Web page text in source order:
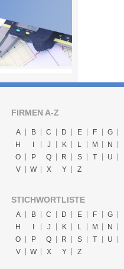
FIRMEN A-Z
A B C D E F
G
H
J K L M
N
O
P Q R S T
U
V
W X Y Z
STICHWORTLISTE
A B C D E F
G
H
I J K L M
N
O
P Q R S T
U
V
W X Y Z